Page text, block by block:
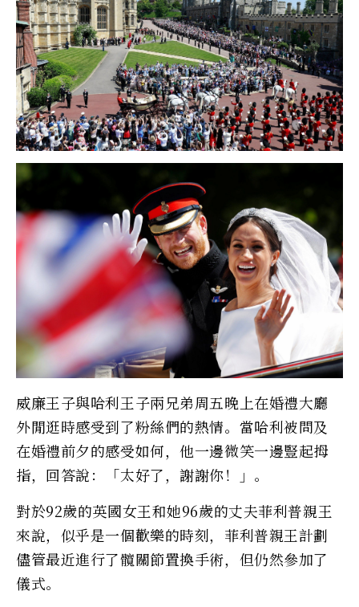
威廉王子與哈利王子兩兄弟周五晚上在婚禮大廳
外閒逛時感受到了粉絲們的熱情。當哈利被問及
在婚禮前夕的感受如何，他一邊微笑一邊豎起拇
指，回答說：「太好了，謝謝你！」。
對於92歲的英國女王和她96歲的丈夫菲利普親王
來說，似乎是一個歡樂的時刻，菲利普親王計劃
儘管最近進行了髖關節置換手術，但仍然參加了
儀式。